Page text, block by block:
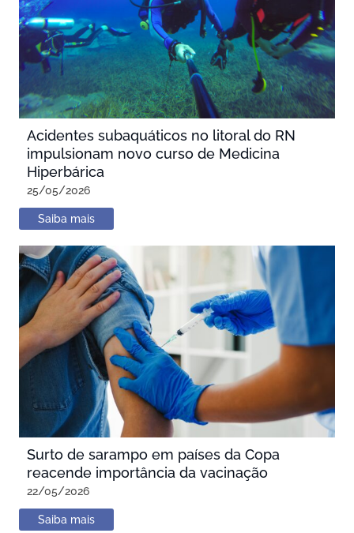
Acidentes subaquáticos no litoral do RN
impulsionam novo curso de Medicina
Hiperbárica
25/05/2026
Saiba mais
Surto de sarampo em países da Copa
reacende importância da vacinação
22/05/2026
Saiba mais